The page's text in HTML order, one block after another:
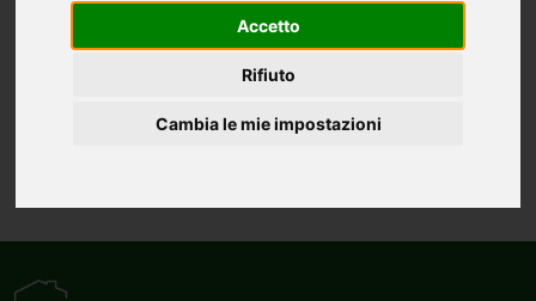
Accetto
Rifiuto
Cambia le mie impostazioni
Attività commerciali edicole/cartolerie in vendita a